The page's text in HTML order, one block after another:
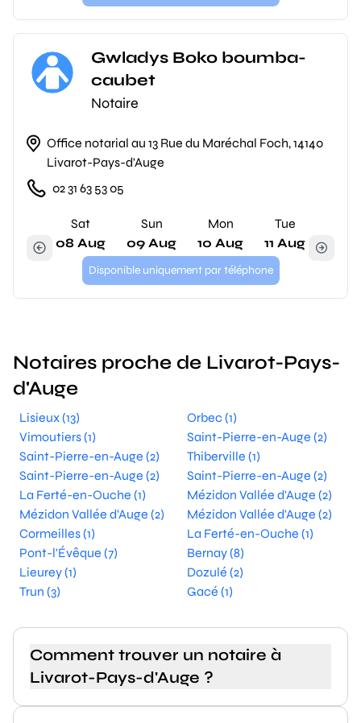
Gwladys Boko boumba-
caubet
Notaire
Office notarial au 13 Rue du Maréchal Foch, 14140
Livarot-Pays-d'Auge
02 31 63 53 05
Sat
08 Aug
Sun
09 Aug
Mon
10 Aug
Tue
11 Aug
Disponible uniquement par téléphone
Notaires proche de Livarot-Pays-
d'Auge
Lisieux (13)
Orbec (1)
Vimoutiers (1)
Saint-Pierre-en-Auge (2)
Saint-Pierre-en-Auge (2)
Thiberville (1)
Saint-Pierre-en-Auge (2)
Saint-Pierre-en-Auge (2)
La Ferté-en-Ouche (1)
Mézidon Vallée d'Auge (2)
Mézidon Vallée d'Auge (2)
Mézidon Vallée d'Auge (2)
Cormeilles (1)
La Ferté-en-Ouche (1)
Pont-l'Évêque (7)
Bernay (8)
Lieurey (1)
Dozulé (2)
Trun (3)
Gacé (1)
Comment trouver un notaire à
Livarot-Pays-d'Auge ?